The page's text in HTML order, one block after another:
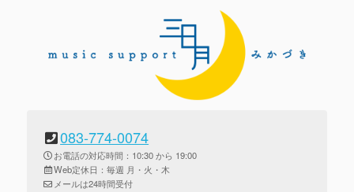
083-774-0074
お電話の対応時間：10:30 から 19:00
Web定休日：毎週 月・火・木
メールは24時間受付